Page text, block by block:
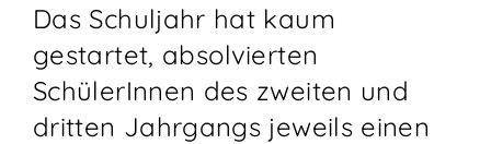
Das Schuljahr hat kaum
gestartet, absolvierten
SchülerInnen des zweiten und
dritten Jahrgangs jeweils einen